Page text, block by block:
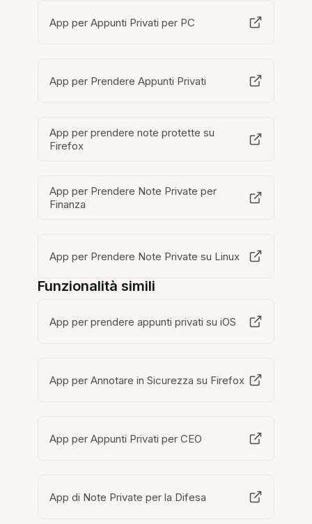
App per Appunti Privati per PC
App per Prendere Appunti Privati
App per prendere note protette su
Firefox
App per Prendere Note Private per
Finanza
App per Prendere Note Private su Linux
Funzionalità simili
App per prendere appunti privati su iOS
App per Annotare in Sicurezza su Firefox
App per Appunti Privati per CEO
App di Note Private per la Difesa